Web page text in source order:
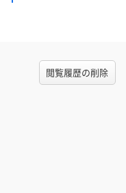
閲覧履歴の削除